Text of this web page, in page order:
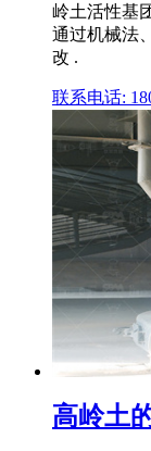
岭土活性基
通过机械法
改 .
联系电话:
高岭土